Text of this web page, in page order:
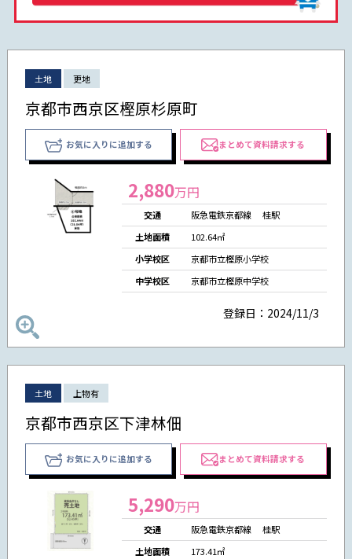
土地 更地
京都市西京区樫原杉原町
お気に入りに追加する まとめて資料請求する
2,880万円
交通
阪急電鉄京都線 桂駅
土地面積
102.64㎡
小学校区
京都市立樫原小学校
中学校区
京都市立樫原中学校
登録日：2024/11/3
土地 上物有
京都市西京区下津林佃
お気に入りに追加する まとめて資料請求する
5,290万円
交通
阪急電鉄京都線 桂駅
土地面積
173.41㎡